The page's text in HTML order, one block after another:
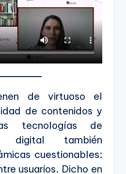
de virtuoso el
de contenidos y
tecnologías de
digital también
cuestionables:
usuarios. Dicho en